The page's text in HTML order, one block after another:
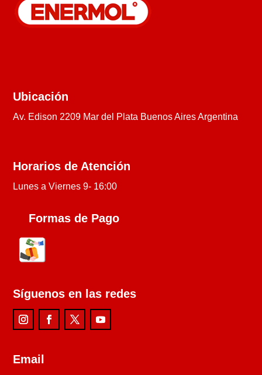
Ubicación
Av. Edison 2209 Mar del Plata Buenos Aires Argentina
Horarios de Atención
Lunes a Viernes 9- 16:00
Formas de Pago
Síguenos en las redes
Email